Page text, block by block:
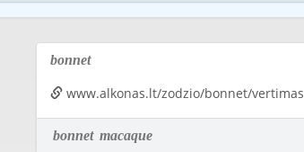
bonnet
www.alkonas.lt/zodzio/bonnet/vertimas
bonnet macaque